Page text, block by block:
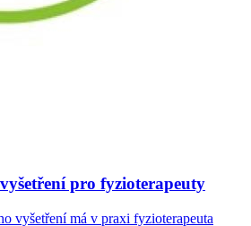
pro fyzioterapeuty
vyšetření má v praxi fyzioterapeuta